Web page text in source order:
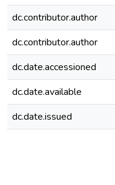
dc.contributor.author
dc.contributor.author
dc.date.accessioned
dc.date.available
dc.date.issued